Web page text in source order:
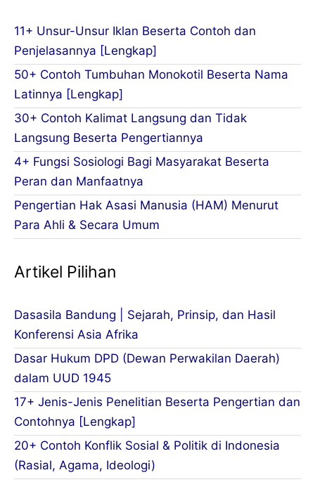
11+ Unsur-Unsur Iklan Beserta Contoh dan
Penjelasannya [Lengkap]
50+ Contoh Tumbuhan Monokotil Beserta Nama
Latinnya [Lengkap]
30+ Contoh Kalimat Langsung dan Tidak
Langsung Beserta Pengertiannya
4+ Fungsi Sosiologi Bagi Masyarakat Beserta
Peran dan Manfaatnya
Pengertian Hak Asasi Manusia (HAM) Menurut
Para Ahli & Secara Umum
Artikel Pilihan
Dasasila Bandung | Sejarah, Prinsip, dan Hasil
Konferensi Asia Afrika
Dasar Hukum DPD (Dewan Perwakilan Daerah)
dalam UUD 1945
17+ Jenis-Jenis Penelitian Beserta Pengertian dan
Contohnya [Lengkap]
20+ Contoh Konflik Sosial & Politik di Indonesia
(Rasial, Agama, Ideologi)